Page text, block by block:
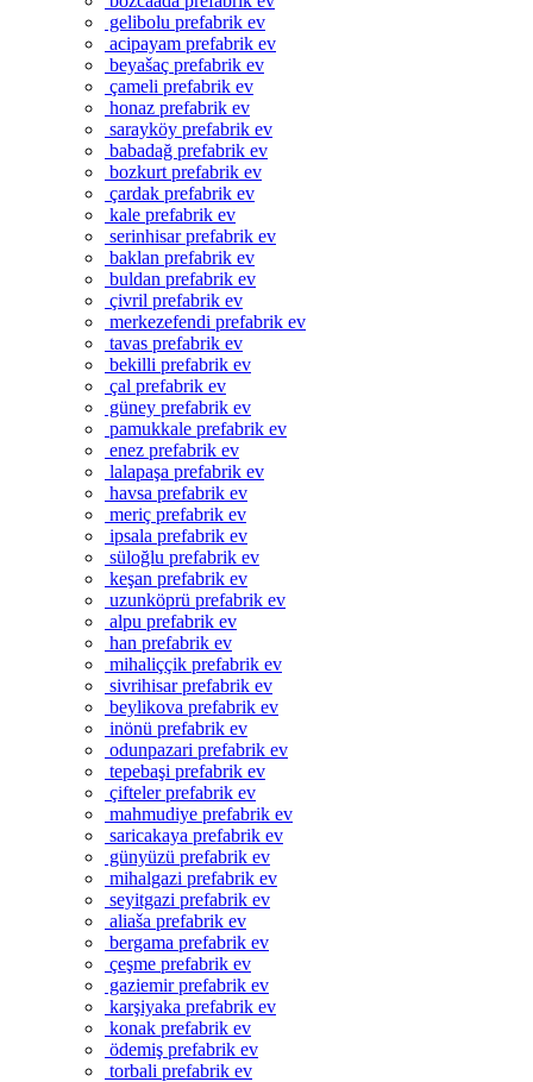
gelibolu prefabrik ev
acipayam prefabrik ev
beyašaç prefabrik ev
çameli prefabrik ev
honaz prefabrik ev
sarayköy prefabrik ev
babadağ prefabrik ev
bozkurt prefabrik ev
çardak prefabrik ev
kale prefabrik ev
serinhisar prefabrik ev
baklan prefabrik ev
buldan prefabrik ev
çivril prefabrik ev
merkezefendi prefabrik ev
tavas prefabrik ev
bekilli prefabrik ev
çal prefabrik ev
güney prefabrik ev
pamukkale prefabrik ev
enez prefabrik ev
lalapaşa prefabrik ev
havsa prefabrik ev
meriç prefabrik ev
ipsala prefabrik ev
süloğlu prefabrik ev
keşan prefabrik ev
uzunköprü prefabrik ev
alpu prefabrik ev
han prefabrik ev
mihaliççik prefabrik ev
sivrihisar prefabrik ev
beylikova prefabrik ev
inönü prefabrik ev
odunpazari prefabrik ev
tepebaşi prefabrik ev
çifteler prefabrik ev
mahmudiye prefabrik ev
saricakaya prefabrik ev
günyüzü prefabrik ev
mihalgazi prefabrik ev
seyitgazi prefabrik ev
aliaša prefabrik ev
bergama prefabrik ev
çeşme prefabrik ev
gaziemir prefabrik ev
karşiyaka prefabrik ev
konak prefabrik ev
ödemiş prefabrik ev
torbali prefabrik ev